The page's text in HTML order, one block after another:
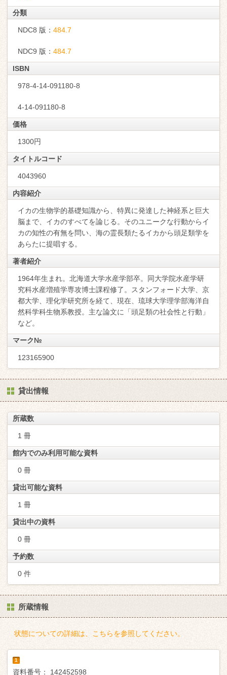
分類
NDC8 版： 484.7
NDC9 版： 484.7
ISBN
978-4-14-091180-8
4-14-091180-8
価格
1300円
タイトルコード
4043960
内容紹介
イカの生物学的基礎知識から、特異に発達した神経系と巨大
脳まで、イカのすべてを論じる。そのユニークな行動からイ
カの知性の有無を問い、海の霊長類たるイカから頭足類学を
あらたに提唱する。
著者紹介
1964年生まれ。北海道大学水産学部卒。同大学院水産学研
究科水産増殖学専攻博士課程修了。スタンフォード大学、京
都大学、理化学研究所を経て、現在、琉球大学理学部海洋自
然科学科生物系教授。主な論文に「頭足類の社会性と行動」
など。
マーク№
123165900
貸出情報
所蔵数
1 冊
館内でのみ利用可能な資料
0 冊
貸出可能な資料
1 冊
貸出中の資料
0 冊
予約数
0 件
所蔵情報
状態についての詳細は、こちらを参照してください。
1
資料番号： 142452598